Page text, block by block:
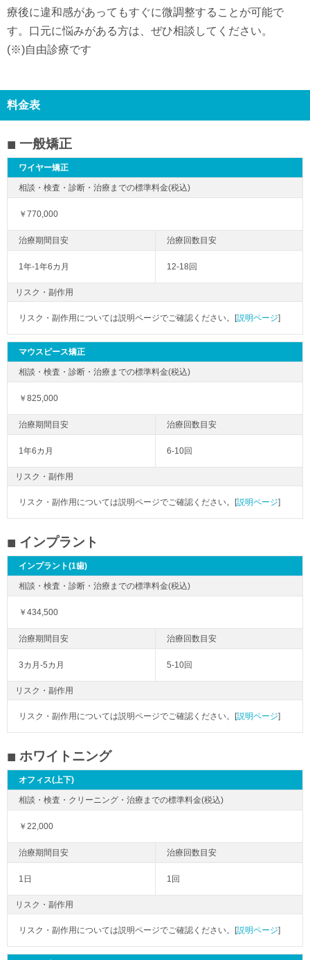
療後に違和感があってもすぐに微調整することが可能で
す。口元に悩みがある方は、ぜひ相談してください。
(※)自由診療です
料金表
一般矯正
ワイヤー矯正
￥770,000
1年-1年6カ月 12-18回
リスク・副作用
リスク・副作用については説明ページでご確認ください。[説明ページ]
マウスピース矯正
￥825,000
1年6カ月 6-10回
リスク・副作用
リスク・副作用については説明ページでご確認ください。[説明ページ]
インプラント
インプラント(1歯)
￥434,500
3カ月-5カ月 5-10回
リスク・副作用
リスク・副作用については説明ページでご確認ください。[説明ページ]
ホワイトニング
オフィス(上下)
￥22,000
1日 1回
リスク・副作用
リスク・副作用については説明ページでご確認ください。[説明ページ]